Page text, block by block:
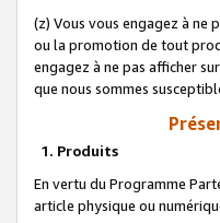
(z) Vous vous engagez à ne
ou la promotion de tout
engagez à ne pas afficher
que nous sommes
1. Produits
En vertu du Programme
article physique ou